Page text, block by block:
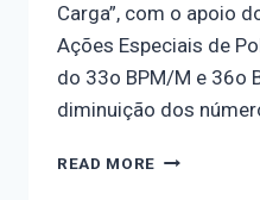
Carga”, com o apoio
Ações Especiais de
do 33o BPM/M e 36o
diminuição dos
READ MORE